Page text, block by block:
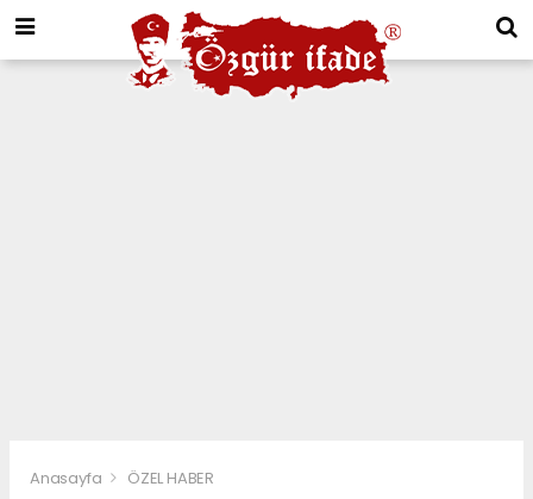
Anasayfa ÖZEL HABER